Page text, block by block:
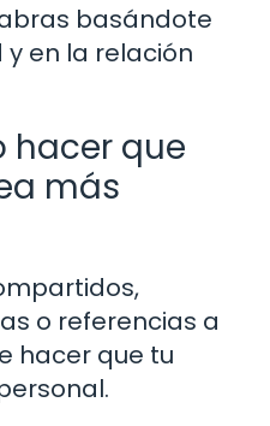
basándote
en la relación
hacer que
más
o referencias a
hacer que tu